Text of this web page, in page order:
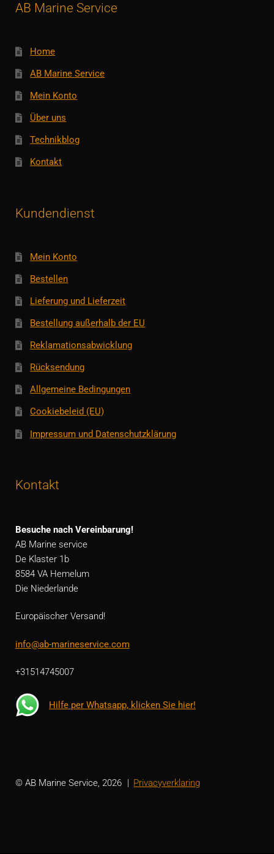
AB Marine Service
Home
AB Marine Service
Mein Konto
Über uns
Technikblog
Kontakt
Kundendienst
Mein Konto
Bestellen
Lieferung und Lieferzeit
Bestellung außerhalb der EU
Reklamationsabwicklung
Rücksendung
Allgemeine Bedingungen
Cookiebeleid (EU)
Impressum und Datenschutzklärung
Kontakt
Besuche nach Vereinbarung!
AB Marine service
De Klaster 1b
8584 VA Hemelum
Die Niederlande
Europäischer Versand!
info@ab-marineservice.com
+31514745007
Hilfe per Whatsapp, klicken Sie hier!
© AB Marine Service, 2026 Privacyverklaring